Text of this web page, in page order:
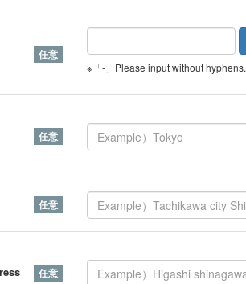
※「-」Please input without hyphens.